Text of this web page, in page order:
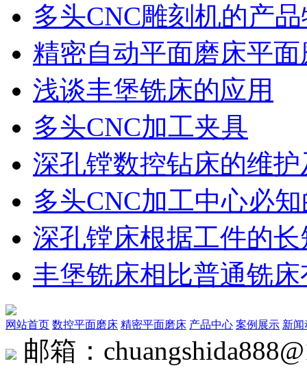
多头CNC雕刻机的产
精密自动平面磨床平
浅谈丰堡铣床的应用
多头CNC加工夹具
深孔镗数控钻床的维
多头CNC加工中心必
深孔镗床根据工件的
丰堡铣床相比普通铣
网站首页 数控平面磨床 精密平面磨床 产品中心 案例展示 新闻
邮箱：